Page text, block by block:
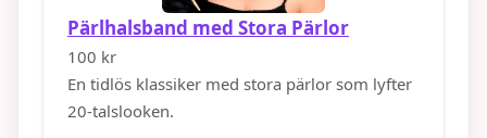
Pärlhalsband med Stora Pärlor
100 kr
En tidlös klassiker med stora pärlor som lyfter
20-talslooken.